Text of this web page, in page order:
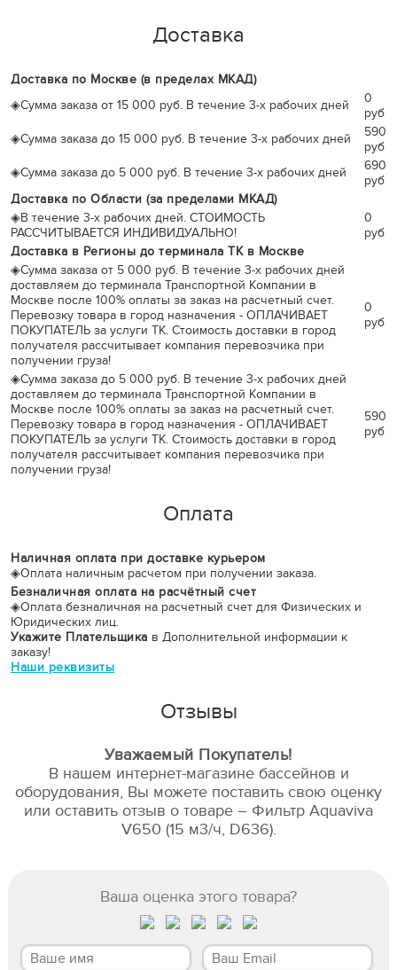
Доставка
Доставка по Москве (в пределах МКАД)
◈Сумма заказа от 15 000 руб. В течение 3-х рабочих дней
0
руб
◈Сумма заказа до 15 000 руб. В течение 3-х рабочих дней
590
руб
◈Сумма заказа до 5 000 руб. В течение 3-х рабочих дней
690
руб
Доставка по Области (за пределами МКАД)
◈В течение 3-х рабочих дней. СТОИМОСТЬ
РАССЧИТЫВАЕТСЯ ИНДИВИДУАЛЬНО!
0
руб
Доставка в Регионы до терминала ТК в Москве
◈Сумма заказа от 5 000 руб. В течение 3-х рабочих дней
доставляем до терминала Транспортной Компании в
Москве после 100% оплаты за заказ на расчетный счет.
Перевозку товара в город назначения - ОПЛАЧИВАЕТ
ПОКУПАТЕЛЬ за услуги ТК. Стоимость доставки в город
получателя рассчитывает компания перевозчика при
получении груза!
0
руб
◈Сумма заказа до 5 000 руб. В течение 3-х рабочих дней
доставляем до терминала Транспортной Компании в
Москве после 100% оплаты за заказ на расчетный счет.
Перевозку товара в город назначения - ОПЛАЧИВАЕТ
ПОКУПАТЕЛЬ за услуги ТК. Стоимость доставки в город
получателя рассчитывает компания перевозчика при
получении груза!
590
руб
Оплата
Наличная оплата при доставке курьером
◈Оплата наличным расчетом при получении заказа.
Безналичная оплата на расчётный счет
◈Оплата безналичная на расчетный счет для Физических и
Юридических лиц.
Укажите Плательщика в Дополнительной информации к
заказу!
Наши реквизиты
Отзывы
Уважаемый Покупатель!
В нашем интернет-магазине бассейнов и
оборудования, Вы можете поставить свою оценку
или оставить отзыв о товаре – Фильтр Aquaviva
V650 (15 м3/ч, D636).
Ваша оценка этого товара?